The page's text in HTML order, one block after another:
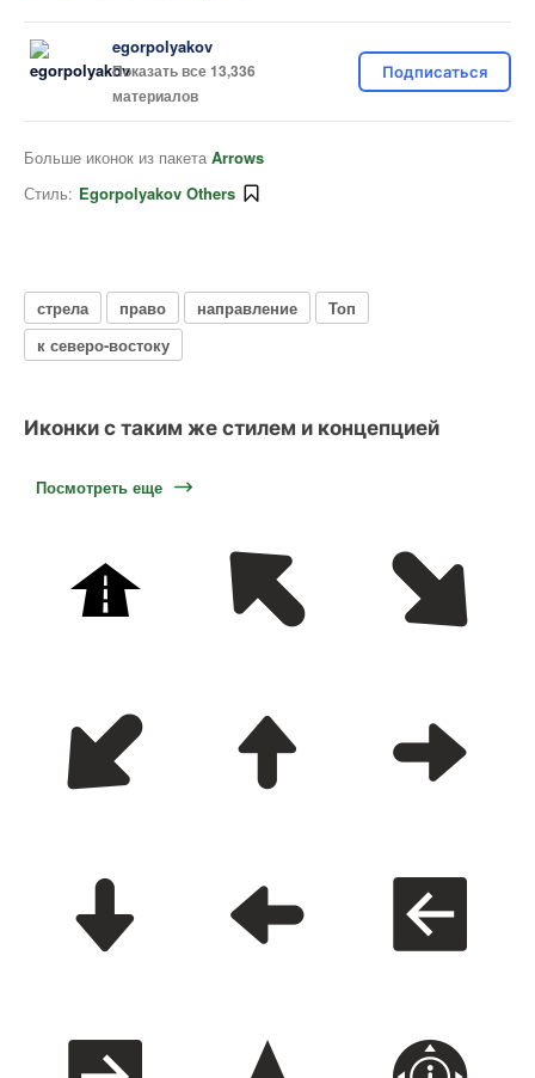
egorpolyakov
Показать все 13,336
материалов
Подписаться
Больше иконок из пакета Arrows
Стиль: Egorpolyakov Others
стрела право направление
Топ
к северо-востоку
Иконки с таким же стилем и концепцией
Посмотреть еще